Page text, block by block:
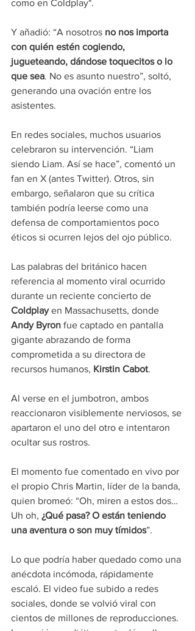
como en Coldplay".
Y añadió: “A nosotros no nos importa
con quién estén cogiendo,
jugueteando, dándose toquecitos o lo
que sea. No es asunto nuestro”, soltó,
generando una ovación entre los
asistentes.
En redes sociales, muchos usuarios
celebraron su intervención. “Liam
siendo Liam. Así se hace”, comentó un
fan en X (antes Twitter). Otros, sin
embargo, señalaron que su crítica
también podría leerse como una
defensa de comportamientos poco
éticos si ocurren lejos del ojo público.
Las palabras del británico hacen
referencia al momento viral ocurrido
durante un reciente concierto de
Coldplay en Massachusetts, donde
Andy Byron fue captado en pantalla
gigante abrazando de forma
comprometida a su directora de
recursos humanos, Kirstin Cabot.
Al verse en el jumbotron, ambos
reaccionaron visiblemente nerviosos, se
apartaron el uno del otro e intentaron
ocultar sus rostros.
El momento fue comentado en vivo por
el propio Chris Martin, líder de la banda,
quien bromeó: “Oh, miren a estos dos…
Uh oh, ¿Qué pasa? O están teniendo
una aventura o son muy tímidos”.
Lo que podría haber quedado como una
anécdota incómoda, rápidamente
escaló. El video fue subido a redes
sociales, donde se volvió viral con
cientos de millones de reproducciones.